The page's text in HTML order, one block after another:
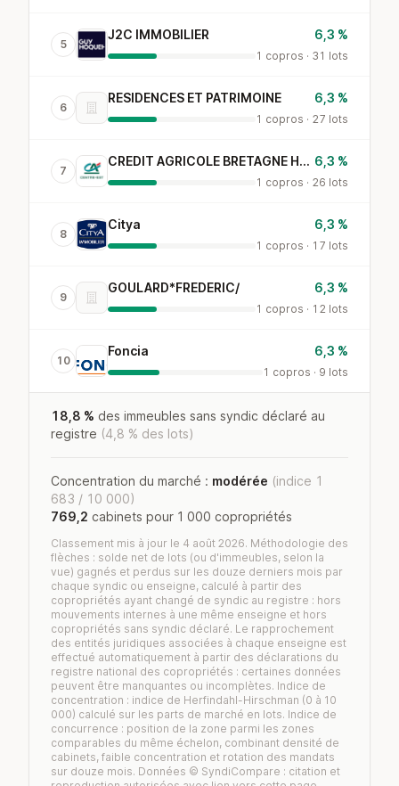
5
J2C IMMOBILIER 6,3 %
1 copros · 31 lots
6
RESIDENCES ET PATRIMOINE 6,3 %
1 copros · 27 lots
7
CREDIT AGRICOLE BRETAGNE HABITAT TRANSACTION 6,3 %
1 copros · 26 lots
8
Citya 6,3 %
1 copros · 17 lots
9
GOULARD*FREDERIC/ 6,3 %
1 copros · 12 lots
10
Foncia 6,3 %
1 copros · 9 lots
18,8 % des immeubles sans syndic déclaré au
registre (4,8 % des lots)
Concentration du marché : modérée (indice 1
683 / 10 000)
769,2 cabinets pour 1 000 copropriétés
Classement mis à jour le 4 août 2026. Méthodologie des
flèches : solde net de lots (ou d'immeubles, selon la
vue) gagnés et perdus sur les douze derniers mois par
chaque syndic ou enseigne, calculé à partir des
copropriétés ayant changé de syndic au registre : hors
mouvements internes à une même enseigne et hors
copropriétés sans syndic déclaré. Le rapprochement
des entités juridiques associées à chaque enseigne est
effectué automatiquement à partir des déclarations du
registre national des copropriétés : certaines données
peuvent être manquantes ou incomplètes. Indice de
concentration : indice de Herfindahl-Hirschman (0 à 10
000) calculé sur les parts de marché en lots. Indice de
concurrence : position de la zone parmi les zones
comparables du même échelon, combinant densité de
cabinets, faible concentration et rotation des mandats
sur douze mois. Données © SyndiCompare : citation et